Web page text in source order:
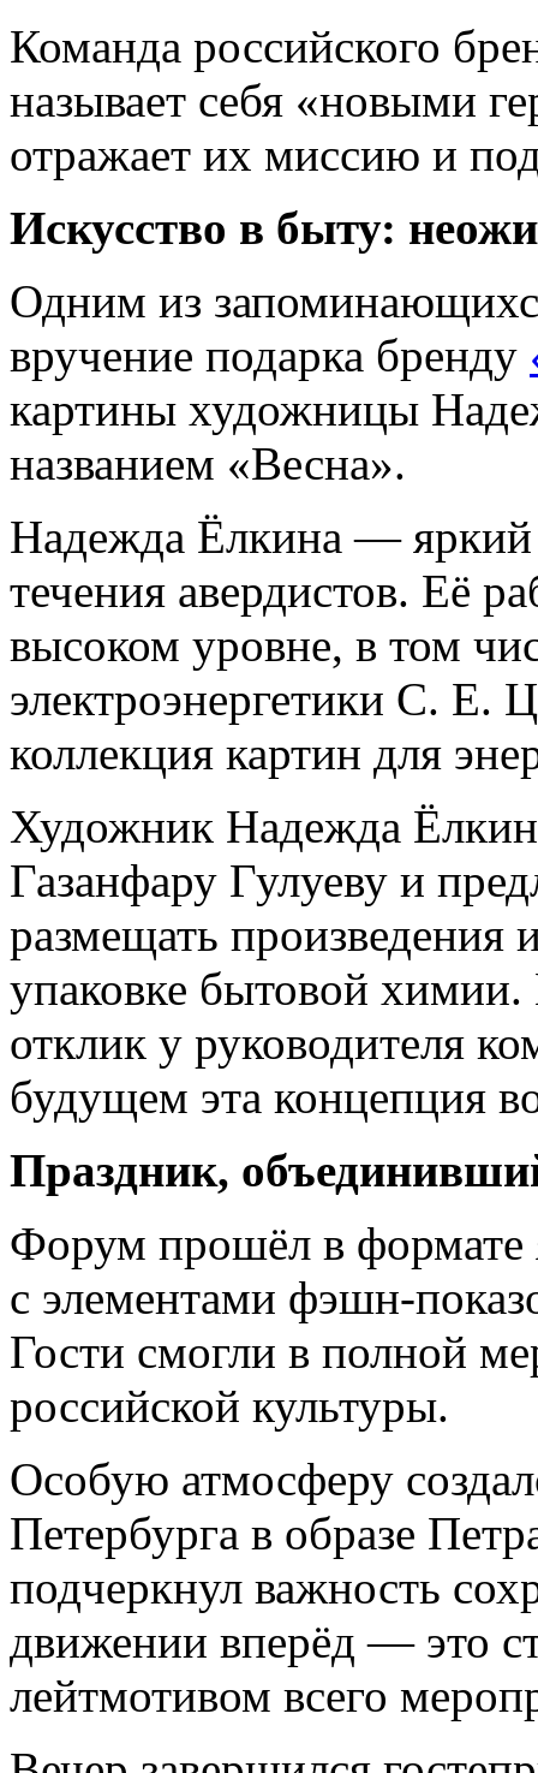
Команда российского
называет себя «новыми
отражает их миссию и
Искусство в быту:
Одним из
вручение подарка бренду
картины художницы
названием «Весна».
Надежда Ёлкина — яркий
течения авердистов. Её
высоком уровне, в том
электроэнергетики С. Е.
коллекция картин для
Художник Надежда
Газанфару Гулуеву и
размещать произведения
упаковке бытовой
отклик у руководителя
будущем эта концепция
Праздник,
Форум прошёл в формате
с элементами фэшн-
Гости смогли в полной
российской культуры.
Особую атмосферу
Петербурга в образе
подчеркнул важность
движении вперёд — это
лейтмотивом всего